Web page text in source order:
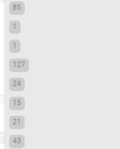
85
1
1
127
24
15
21
43